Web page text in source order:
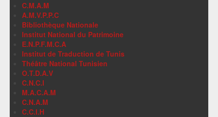
C.M.A.M
A.M.V.P.P.C
Bibliothèque Nationale
Institut National du Patrimoine
E.N.P.F.M.C.A
Institut de Traduction de Tunis
Théâtre National Tunisien
O.T.D.A.V
C.N.C.I
M.A.C.A.M
C.N.A.M
C.C.I.H